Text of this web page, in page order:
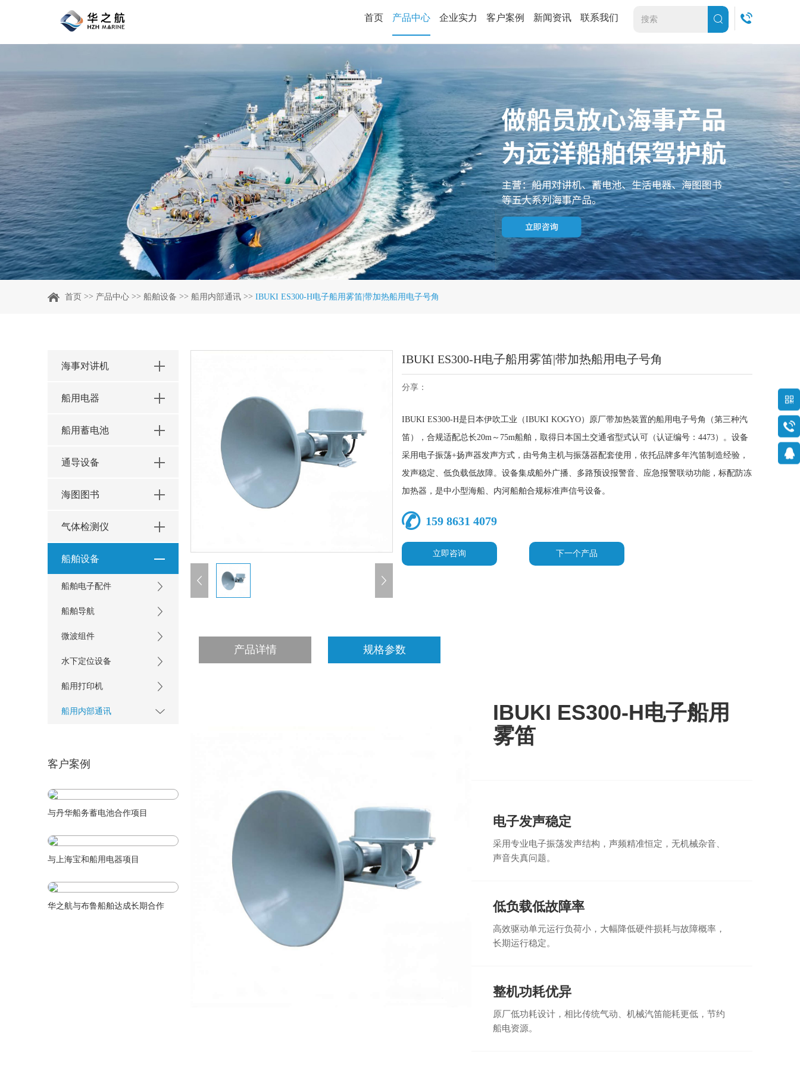
首页 产品中心 企业实力 客户案例 新闻资讯 联系我们
首页 >> 产品中心 >> 船舶设备 >> 船用内部通讯 >> IBUKI ES300-H电子船用雾笛|带加热船用电子号角
Loading zoom
IBUKI ES300-H电子船用雾笛|带加热船用电子号角
分享：
IBUKI ES300-H是日本伊吹工业（IBUKI KOGYO）原厂带加热装置的船用电子号角（第三种汽
笛），合规适配总长20m～75m船舶，取得日本国土交通省型式认可（认证编号：4473）。设备
采用电子振荡+扬声器发声方式，由号角主机与振荡器配套使用，依托品牌多年汽笛制造经验，
发声稳定、低负载低故障。设备集成船外广播、多路预设报警音、应急报警联动功能，标配防冻
加热器，是中小型海船、内河船舶合规标准声信号设备。
159 8631 4079
立即咨询 下一个产品
产品详情 规格参数
IBUKI ES300-H电子船用
雾笛
电子发声稳定
采用专业电子振荡发声结构，声频精准恒定，无机械杂音、
声音失真问题。
低负载低故障率
高效驱动单元运行负荷小，大幅降低硬件损耗与故障概率，
长期运行稳定。
整机功耗优异
原厂低功耗设计，相比传统气动、机械汽笛能耗更低，节约
船电资源。
海事对讲机
船用电器
船用蓄电池
通导设备
海图图书
气体检测仪
船舶设备
船舶电子配件
船舶导航
微波组件
水下定位设备
船用打印机
船用内部通讯
客户案例